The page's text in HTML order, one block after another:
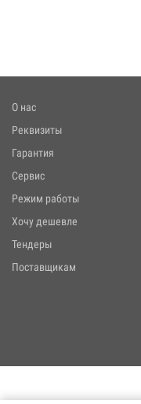
О нас
Реквизиты
Гарантия
Сервис
Режим работы
Хочу дешевле
Тендеры
Поставщикам